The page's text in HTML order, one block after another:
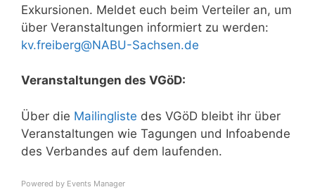
Exkursionen. Meldet euch beim Verteiler an, um
über Veranstaltungen informiert zu werden:
kv.freiberg@NABU-Sachsen.de
Veranstaltungen des VGöD:
Über die Mailingliste des VGöD bleibt ihr über
Veranstaltungen wie Tagungen und Infoabende
des Verbandes auf dem laufenden.
Powered by Events Manager